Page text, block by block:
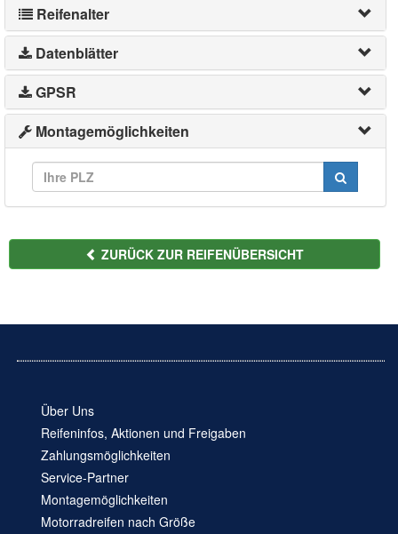
Reifenalter
Datenblätter
GPSR
Montagemöglichkeiten
ZURÜCK ZUR REIFENÜBERSICHT
Über Uns
Reifeninfos, Aktionen und Freigaben
Zahlungsmöglichkeiten
Service-Partner
Montagemöglichkeiten
Motorradreifen nach Größe